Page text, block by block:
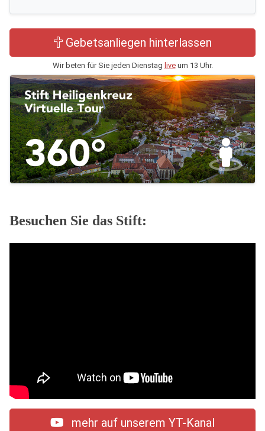
Gebetsanliegen hinterlassen
Wir beten für Sie jeden Dienstag liveum 13 Uhr.
Besuchen Sie das Stift:
mehr auf unserem YT-Kanal